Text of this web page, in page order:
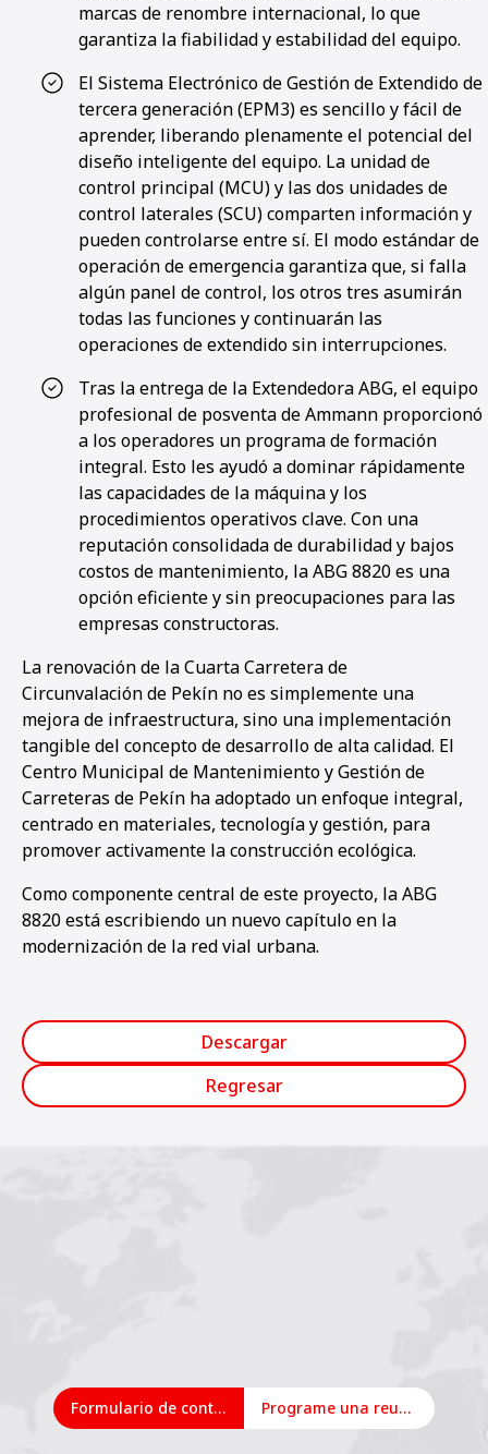
marcas de renombre internacional, lo que
garantiza la fiabilidad y estabilidad del equipo.
El Sistema Electrónico de Gestión de Extendido de
tercera generación (EPM3) es sencillo y fácil de
aprender, liberando plenamente el potencial del
diseño inteligente del equipo. La unidad de
control principal (MCU) y las dos unidades de
control laterales (SCU) comparten información y
pueden controlarse entre sí. El modo estándar de
operación de emergencia garantiza que, si falla
algún panel de control, los otros tres asumirán
todas las funciones y continuarán las
operaciones de extendido sin interrupciones.
Tras la entrega de la Extendedora ABG, el equipo
profesional de posventa de Ammann proporcionó
a los operadores un programa de formación
integral. Esto les ayudó a dominar rápidamente
las capacidades de la máquina y los
procedimientos operativos clave. Con una
reputación consolidada de durabilidad y bajos
costos de mantenimiento, la ABG 8820 es una
opción eficiente y sin preocupaciones para las
empresas constructoras.
La renovación de la Cuarta Carretera de
Circunvalación de Pekín no es simplemente una
mejora de infraestructura, sino una implementación
tangible del concepto de desarrollo de alta calidad. El
Centro Municipal de Mantenimiento y Gestión de
Carreteras de Pekín ha adoptado un enfoque integral,
centrado en materiales, tecnología y gestión, para
promover activamente la construcción ecológica.
Como componente central de este proyecto, la ABG
8820 está escribiendo un nuevo capítulo en la
modernización de la red vial urbana.
Descargar
Regresar
Formulario de contacto Programe una reunión en línea